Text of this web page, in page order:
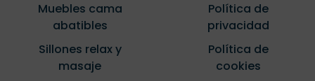
Muebles cama
abatibles
Sillones relax y
masaje
Política de
privacidad
Política de
cookies